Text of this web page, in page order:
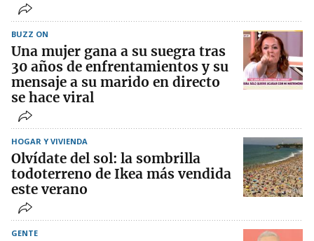
BUZZ ON
Una mujer gana a su suegra tras
30 años de enfrentamientos y su
mensaje a su marido en directo
se hace viral
HOGAR Y VIVIENDA
Olvídate del sol: la sombrilla
todoterreno de Ikea más vendida
este verano
GENTE